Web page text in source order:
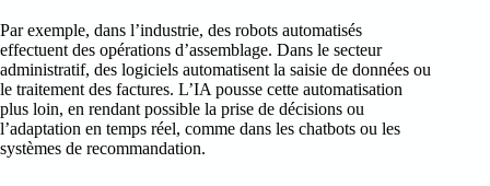
Par exemple, dans l’industrie, des robots automatisés
effectuent des opérations d’assemblage. Dans le secteur
administratif, des logiciels automatisent la saisie de données ou
le traitement des factures. L’IA pousse cette automatisation
plus loin, en rendant possible la prise de décisions ou
l’adaptation en temps réel, comme dans les chatbots ou les
systèmes de recommandation.